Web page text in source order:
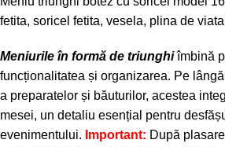
fetita, soricel fetita, vesela, plina de viata
Meniurile în formă de triunghiîmbină
funcționalitatea și organizarea. Pe
a preparatelor și băuturilor, acestea
mesei, un detaliu esențial pentru
evenimentului. Important: După